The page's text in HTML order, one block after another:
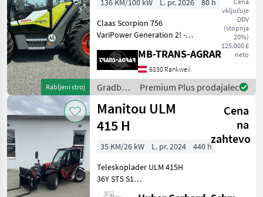
Rabljeni stroj
vključuje
DDV
(stopnja
20%)
125.000 €
neto
136 KM/100 kW L. pr. 2026
80 h
Claas Scorpion 756
VariPower Generation 2! -
Aushubhöhe und 5.600 kg
Hubkraft Teleskoparm: -
Zweiteiliger, hydraulisch
ausfahrbarer Teleskop
MB-TRANS-AGRAR
6830 Rankweil
Gradbeni
stroji /
Claas
Premium Plus prodajalec
Manitou ULM
415 H
Cena
na
zahtevo
35 KM/26 kW L. pr. 2024
440 h
Teleskoplader ULM 415H
36Y ST5 S1
SERIENAUSSTATTUNG